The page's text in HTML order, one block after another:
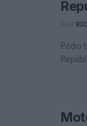
Pódio